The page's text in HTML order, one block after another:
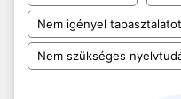
Nem igényel tapasztalatot
Nem szükséges